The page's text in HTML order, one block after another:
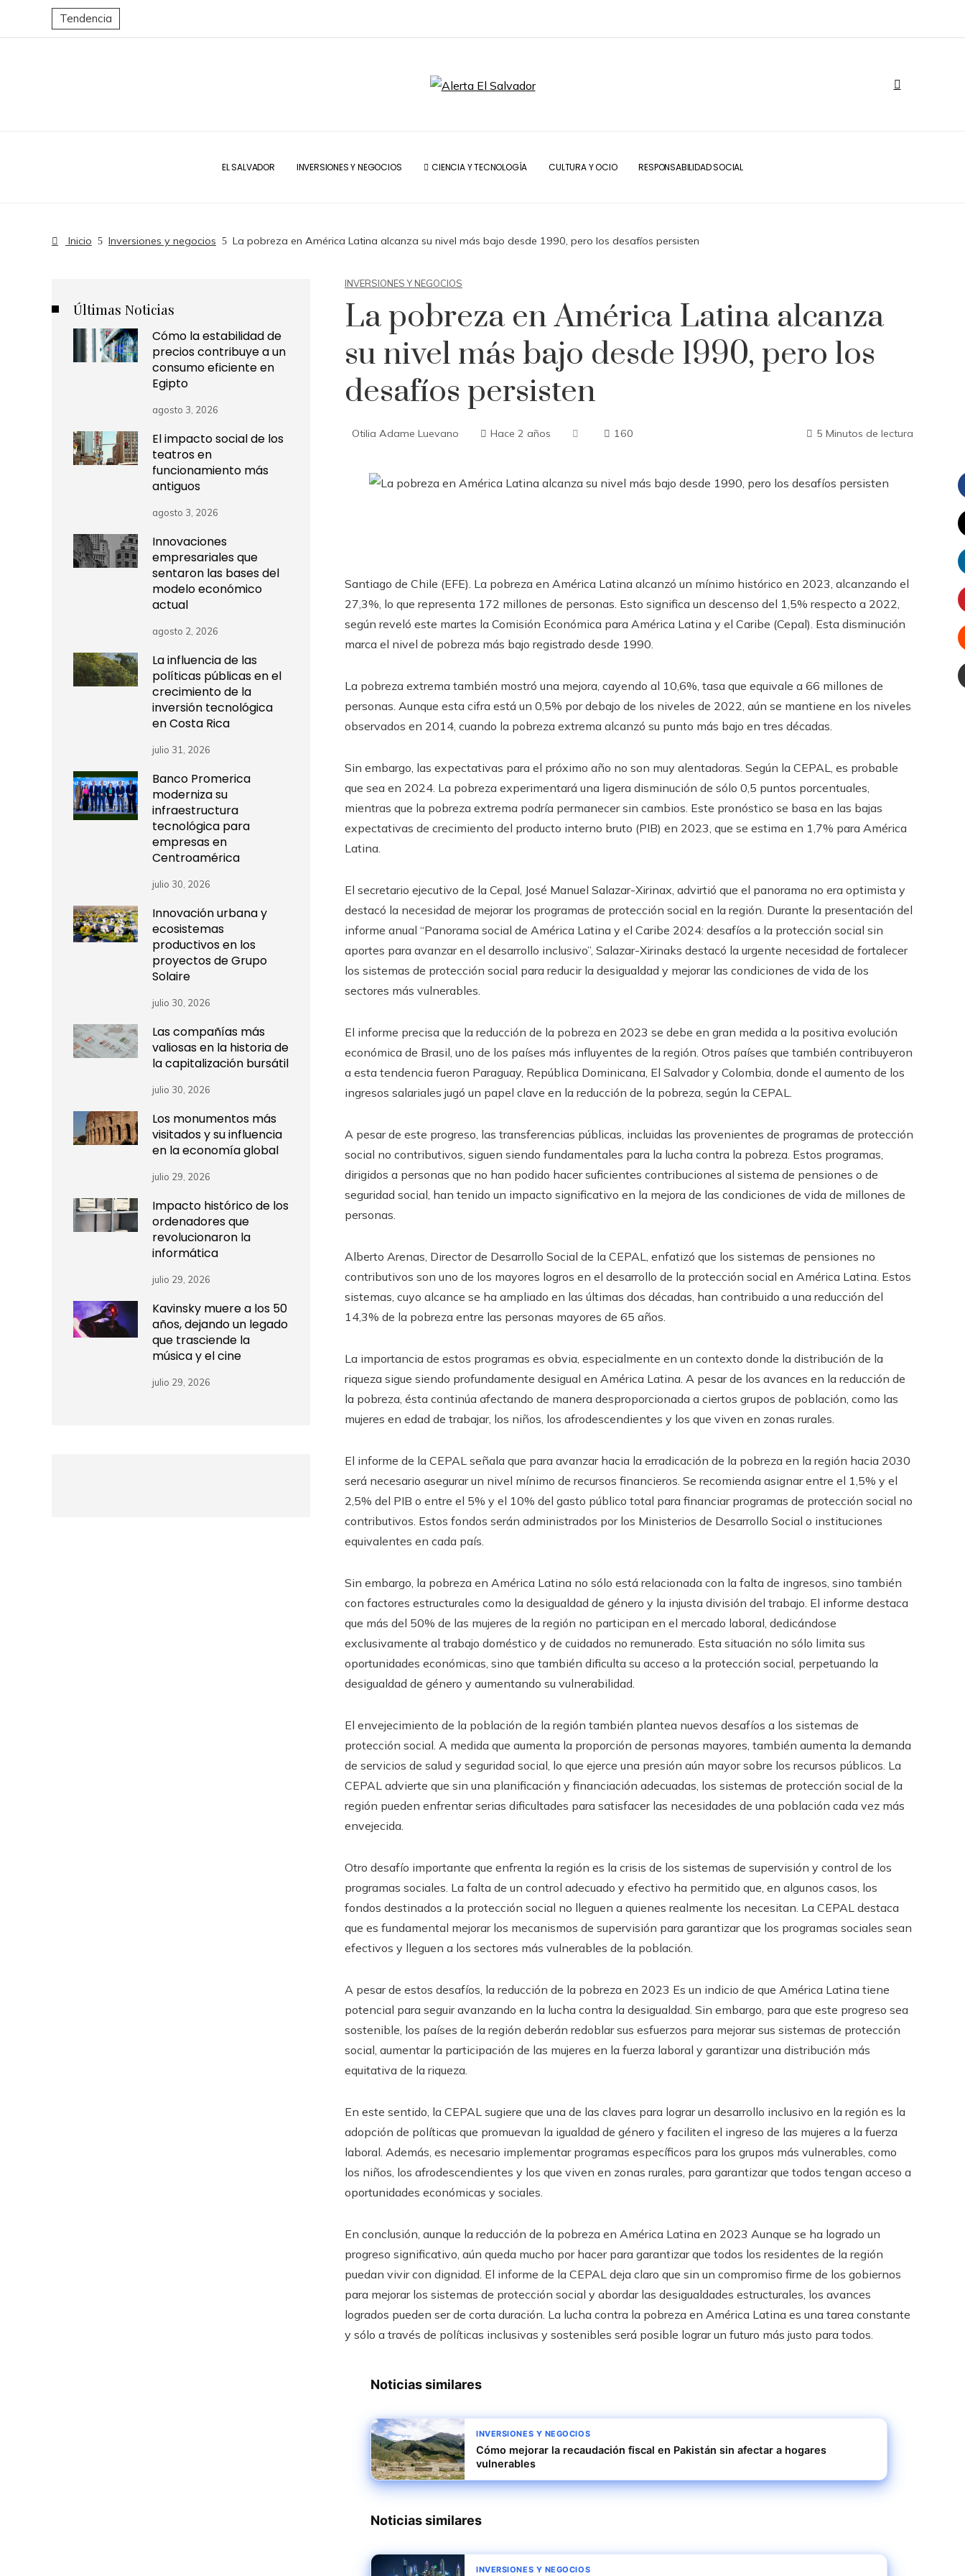
Tendencia
EL SALVADOR INVERSIONES Y NEGOCIOS CIENCIA Y TECNOLOGÍA CULTURA Y OCIO RESPONSABILIDAD SOCIAL
Inicio Inversiones y negocios La pobreza en América Latina alcanza su nivel más bajo desde 1990, pero los desafíos persisten
INVERSIONES Y NEGOCIOS
La pobreza en América Latina alcanza
su nivel más bajo desde 1990, pero los
desafíos persisten
Otilia Adame Luevano Hace 2 años 160 5 Minutos de lectura
Santiago de Chile (EFE). La pobreza en América Latina alcanzó un mínimo histórico en 2023, alcanzando el
27,3%, lo que representa 172 millones de personas. Esto significa un descenso del 1,5% respecto a 2022,
según reveló este martes la Comisión Económica para América Latina y el Caribe (Cepal). Esta disminución
marca el nivel de pobreza más bajo registrado desde 1990.
La pobreza extrema también mostró una mejora, cayendo al 10,6%, tasa que equivale a 66 millones de
personas. Aunque esta cifra está un 0,5% por debajo de los niveles de 2022, aún se mantiene en los niveles
observados en 2014, cuando la pobreza extrema alcanzó su punto más bajo en tres décadas.
Sin embargo, las expectativas para el próximo año no son muy alentadoras. Según la CEPAL, es probable
que sea en 2024. La pobreza experimentará una ligera disminución de sólo 0,5 puntos porcentuales,
mientras que la pobreza extrema podría permanecer sin cambios. Este pronóstico se basa en las bajas
expectativas de crecimiento del producto interno bruto (PIB) en 2023, que se estima en 1,7% para América
Latina.
El secretario ejecutivo de la Cepal, José Manuel Salazar-Xirinax, advirtió que el panorama no era optimista y
destacó la necesidad de mejorar los programas de protección social en la región. Durante la presentación del
informe anual “Panorama social de América Latina y el Caribe 2024: desafíos a la protección social sin
aportes para avanzar en el desarrollo inclusivo”, Salazar-Xirinaks destacó la urgente necesidad de fortalecer
los sistemas de protección social para reducir la desigualdad y mejorar las condiciones de vida de los
sectores más vulnerables.
El informe precisa que la reducción de la pobreza en 2023 se debe en gran medida a la positiva evolución
económica de Brasil, uno de los países más influyentes de la región. Otros países que también contribuyeron
a esta tendencia fueron Paraguay, República Dominicana, El Salvador y Colombia, donde el aumento de los
ingresos salariales jugó un papel clave en la reducción de la pobreza, según la CEPAL.
A pesar de este progreso, las transferencias públicas, incluidas las provenientes de programas de protección
social no contributivos, siguen siendo fundamentales para la lucha contra la pobreza. Estos programas,
dirigidos a personas que no han podido hacer suficientes contribuciones al sistema de pensiones o de
seguridad social, han tenido un impacto significativo en la mejora de las condiciones de vida de millones de
personas.
Alberto Arenas, Director de Desarrollo Social de la CEPAL, enfatizó que los sistemas de pensiones no
contributivos son uno de los mayores logros en el desarrollo de la protección social en América Latina. Estos
sistemas, cuyo alcance se ha ampliado en las últimas dos décadas, han contribuido a una reducción del
14,3% de la pobreza entre las personas mayores de 65 años.
La importancia de estos programas es obvia, especialmente en un contexto donde la distribución de la
riqueza sigue siendo profundamente desigual en América Latina. A pesar de los avances en la reducción de
la pobreza, ésta continúa afectando de manera desproporcionada a ciertos grupos de población, como las
mujeres en edad de trabajar, los niños, los afrodescendientes y los que viven en zonas rurales.
El informe de la CEPAL señala que para avanzar hacia la erradicación de la pobreza en la región hacia 2030
será necesario asegurar un nivel mínimo de recursos financieros. Se recomienda asignar entre el 1,5% y el
2,5% del PIB o entre el 5% y el 10% del gasto público total para financiar programas de protección social no
contributivos. Estos fondos serán administrados por los Ministerios de Desarrollo Social o instituciones
equivalentes en cada país.
Sin embargo, la pobreza en América Latina no sólo está relacionada con la falta de ingresos, sino también
con factores estructurales como la desigualdad de género y la injusta división del trabajo. El informe destaca
que más del 50% de las mujeres de la región no participan en el mercado laboral, dedicándose
exclusivamente al trabajo doméstico y de cuidados no remunerado. Esta situación no sólo limita sus
oportunidades económicas, sino que también dificulta su acceso a la protección social, perpetuando la
desigualdad de género y aumentando su vulnerabilidad.
El envejecimiento de la población de la región también plantea nuevos desafíos a los sistemas de
protección social. A medida que aumenta la proporción de personas mayores, también aumenta la demanda
de servicios de salud y seguridad social, lo que ejerce una presión aún mayor sobre los recursos públicos. La
CEPAL advierte que sin una planificación y financiación adecuadas, los sistemas de protección social de la
región pueden enfrentar serias dificultades para satisfacer las necesidades de una población cada vez más
envejecida.
Otro desafío importante que enfrenta la región es la crisis de los sistemas de supervisión y control de los
programas sociales. La falta de un control adecuado y efectivo ha permitido que, en algunos casos, los
fondos destinados a la protección social no lleguen a quienes realmente los necesitan. La CEPAL destaca
que es fundamental mejorar los mecanismos de supervisión para garantizar que los programas sociales sean
efectivos y lleguen a los sectores más vulnerables de la población.
A pesar de estos desafíos, la reducción de la pobreza en 2023 Es un indicio de que América Latina tiene
potencial para seguir avanzando en la lucha contra la desigualdad. Sin embargo, para que este progreso sea
sostenible, los países de la región deberán redoblar sus esfuerzos para mejorar sus sistemas de protección
social, aumentar la participación de las mujeres en la fuerza laboral y garantizar una distribución más
equitativa de la riqueza.
En este sentido, la CEPAL sugiere que una de las claves para lograr un desarrollo inclusivo en la región es la
adopción de políticas que promuevan la igualdad de género y faciliten el ingreso de las mujeres a la fuerza
laboral. Además, es necesario implementar programas específicos para los grupos más vulnerables, como
los niños, los afrodescendientes y los que viven en zonas rurales, para garantizar que todos tengan acceso a
oportunidades económicas y sociales.
En conclusión, aunque la reducción de la pobreza en América Latina en 2023 Aunque se ha logrado un
progreso significativo, aún queda mucho por hacer para garantizar que todos los residentes de la región
puedan vivir con dignidad. El informe de la CEPAL deja claro que sin un compromiso firme de los gobiernos
para mejorar los sistemas de protección social y abordar las desigualdades estructurales, los avances
logrados pueden ser de corta duración. La lucha contra la pobreza en América Latina es una tarea constante
y sólo a través de políticas inclusivas y sostenibles será posible lograr un futuro más justo para todos.
Noticias similares
INVERSIONES Y NEGOCIOS
Cómo mejorar la recaudación fiscal en Pakistán sin afectar a hogares
vulnerables
Noticias similares
INVERSIONES Y NEGOCIOS
Últimas Noticias
Cómo la estabilidad de
precios contribuye a un
consumo eficiente en
Egipto
agosto 3, 2026
El impacto social de los
teatros en
funcionamiento más
antiguos
agosto 3, 2026
Innovaciones
empresariales que
sentaron las bases del
modelo económico
actual
agosto 2, 2026
La influencia de las
políticas públicas en el
crecimiento de la
inversión tecnológica
en Costa Rica
julio 31, 2026
Banco Promerica
moderniza su
infraestructura
tecnológica para
empresas en
Centroamérica
julio 30, 2026
Innovación urbana y
ecosistemas
productivos en los
proyectos de Grupo
Solaire
julio 30, 2026
Las compañías más
valiosas en la historia de
la capitalización bursátil
julio 30, 2026
Los monumentos más
visitados y su influencia
en la economía global
julio 29, 2026
Impacto histórico de los
ordenadores que
revolucionaron la
informática
julio 29, 2026
Kavinsky muere a los 50
años, dejando un legado
que trasciende la
música y el cine
julio 29, 2026